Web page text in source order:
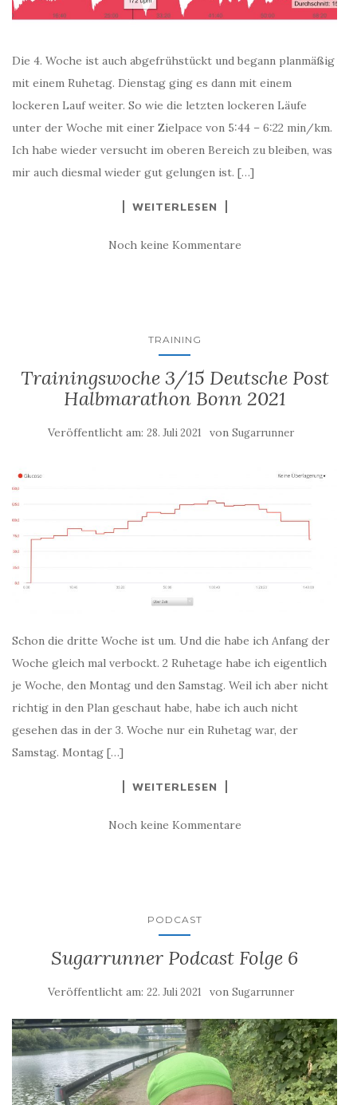
Die 4. Woche ist auch abgefrühstückt und begann planmäßig
mit einem Ruhetag. Dienstag ging es dann mit einem
lockeren Lauf weiter. So wie die letzten lockeren Läufe
unter der Woche mit einer Zielpace von 5:44 – 6:22 min/km.
Ich habe wieder versucht im oberen Bereich zu bleiben, was
mir auch diesmal wieder gut gelungen ist. […]
WEITERLESEN
Noch keine Kommentare
TRAINING
Trainingswoche 3/15 Deutsche Post
Halbmarathon Bonn 2021
Veröffentlicht am: 28. Juli 2021 von Sugarrunner
Schon die dritte Woche ist um. Und die habe ich Anfang der
Woche gleich mal verbockt. 2 Ruhetage habe ich eigentlich
je Woche, den Montag und den Samstag. Weil ich aber nicht
richtig in den Plan geschaut habe, habe ich auch nicht
gesehen das in der 3. Woche nur ein Ruhetag war, der
Samstag. Montag […]
WEITERLESEN
Noch keine Kommentare
PODCAST
Sugarrunner Podcast Folge 6
Veröffentlicht am: 22. Juli 2021 von Sugarrunner